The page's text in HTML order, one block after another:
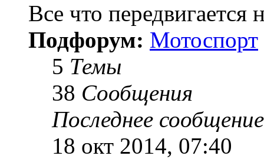
Все что передвигается
Подфорум: Мотоспорт
5 Темы
38 Сообщения
Последнее сообщение
18 окт 2014, 07:40